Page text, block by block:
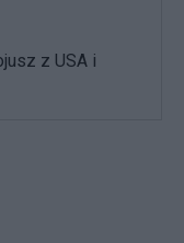
z USA i